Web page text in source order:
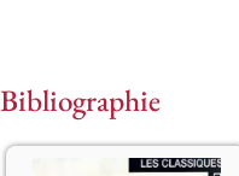
Bibliographie